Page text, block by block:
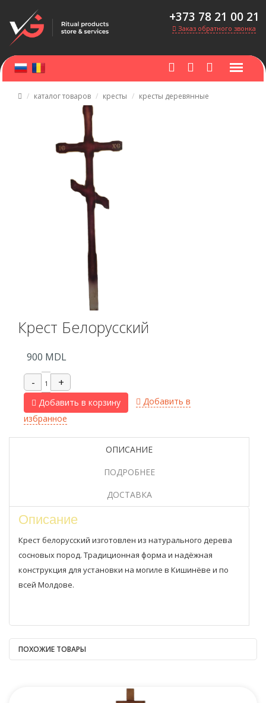
+373 78 21 00 21
Заказ обратного звонка
каталог товаров кресты кресты деревянные
Крест Белорусский
900 MDL
Добавить в корзину
Добавить в
избранное
ОПИСАНИЕ
ПОДРОБНЕЕ
ДОСТАВКА
Описание
Крест белорусский изготовлен из натурального дерева
сосновых пород. Традиционная форма и надёжная
конструкция для установки на могиле в Кишинёве и по
всей Молдове.
ПОХОЖИЕ ТОВАРЫ